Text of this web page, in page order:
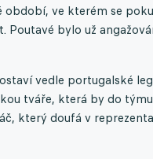
období, ve kterém se
bylo už
vedle portugalské
tváře, která by do
který doufá v